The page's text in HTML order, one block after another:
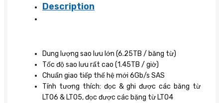
Description
Dung lượng sao lưu lớn (6.25TB / băng từ)
Tốc độ sao lưu rất cao (1.45TB / giờ)
Chuẩn giao tiếp thế hệ mới 6Gb/s SAS
Tính tương thích: đọc & ghi được các băng từ
LTO6 & LTO5, đọc được các bặng từ LTO4